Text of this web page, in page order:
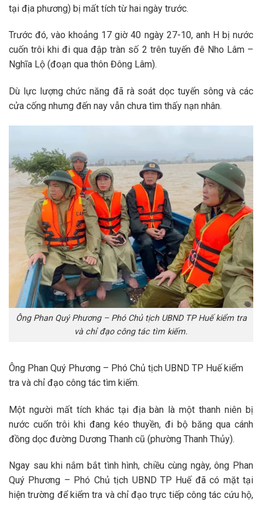
tại địa phương) bị mất tích từ hai ngày trước.
Trước đó, vào khoảng 17 giờ 40 ngày 27-10, anh H bị nước
cuốn trôi khi đi qua đập tràn số 2 trên tuyến đê Nho Lâm –
Nghĩa Lộ (đoạn qua thôn Đông Lâm).
Dù lực lượng chức năng đã rà soát dọc tuyến sông và các
cửa cống nhưng đến nay vẫn chưa tìm thấy nạn nhân.
Ông Phan Quý Phương – Phó Chủ tịch UBND TP Huế kiểm tra
và chỉ đạo công tác tìm kiếm.
Ông Phan Quý Phương – Phó Chủ tịch UBND TP Huế kiểm
tra và chỉ đạo công tác tìm kiếm.
Một người mất tích khác tại địa bàn là một thanh niên bị
nước cuốn trôi khi đang kéo thuyền, đi bộ băng qua cánh
đồng dọc đường Dương Thanh cũ (phường Thanh Thủy).
Ngay sau khi nắm bắt tình hình, chiều cùng ngày, ông Phan
Quý Phương – Phó Chủ tịch UBND TP Huế đã có mặt tại
hiện trường để kiểm tra và chỉ đạo trực tiếp công tác cứu hộ,